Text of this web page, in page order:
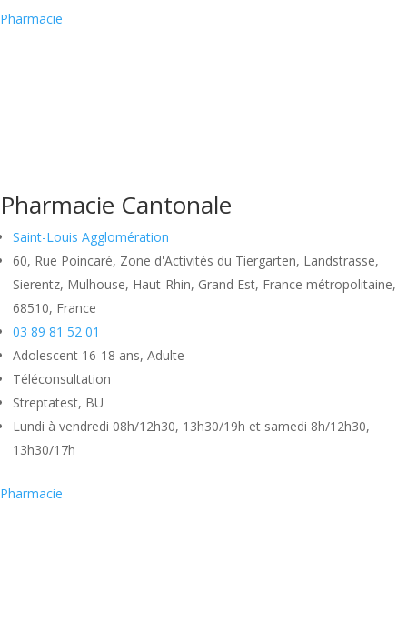
Pharmacie
Pharmacie Cantonale
Saint-Louis Agglomération
60, Rue Poincaré, Zone d'Activités du Tiergarten, Landstrasse,
Sierentz, Mulhouse, Haut-Rhin, Grand Est, France métropolitaine,
68510, France
03 89 81 52 01
Adolescent 16-18 ans, Adulte
Téléconsultation
Streptatest, BU
Lundi à vendredi 08h/12h30, 13h30/19h et samedi 8h/12h30,
13h30/17h
Pharmacie